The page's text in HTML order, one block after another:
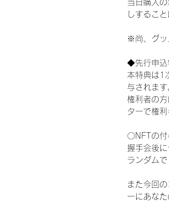
当日購入
しすること
※尚、グッ
◆先行申込
本特典は1
与されます
権利者の
ターで権
〇NFTの付
握手会後
ランダム
また今回
ーにあな